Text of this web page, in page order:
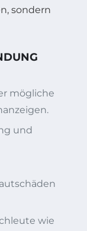
sondern
mögliche
und
wie